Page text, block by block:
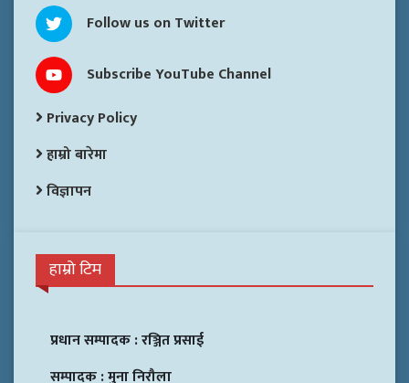
Follow us on Twitter
Subscribe YouTube Channel
Privacy Policy
हाम्रो बारेमा
विज्ञापन
हाम्रो टिम
प्रधान सम्पादक :रञ्जित प्रसाई
सम्पादक :मुना निरौला